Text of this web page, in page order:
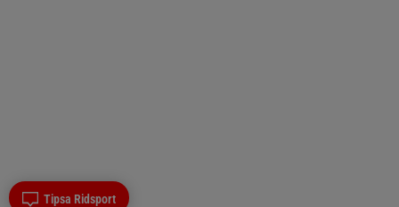
Tipsa Ridsport